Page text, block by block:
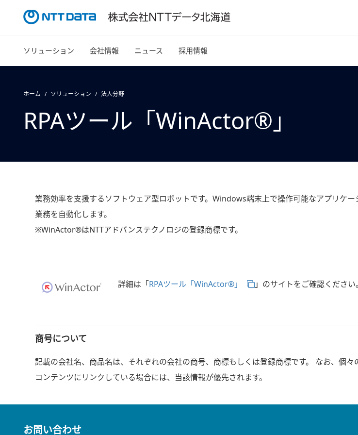
ソリューション 会社情報 ニュース 採用情報
ホーム ソリューション 法人分野
RPAツール「WinActor®」
業務効率を支援するソフトウェア型ロボットです。Windows端末上で操作可能なアプリケ
業務を自動化します。
※WinActor®はNTTアドバンステクノロジの登録商標です。
詳細は「RPAツール「WinActor®」 」のサイトをご確認ください。
商号について
記載の会社名、商品名は、それぞれの会社の商号、商標もしくは登録商標です。 なお、個
コンテンツにリンクしている場合には、当該情報が優先されます。
お問い合わせ